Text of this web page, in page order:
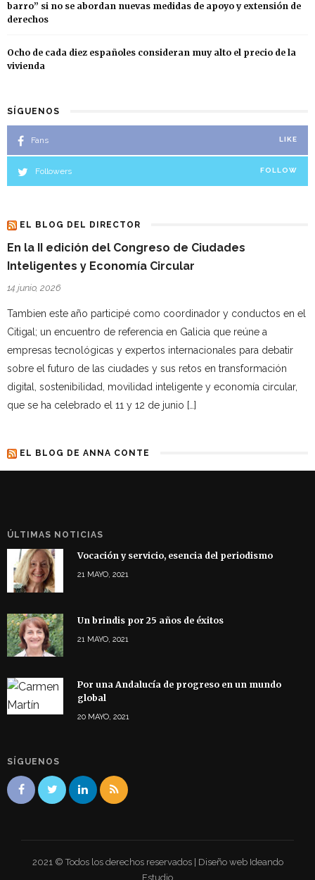
barro” si no se abordan nuevas medidas de apoyo y extensión de
derechos
Ocho de cada diez españoles consideran muy alto el precio de la
vivienda
SÍGUENOS
Fans LIKE
Followers FOLLOW
EL BLOG DEL DIRECTOR
En la II edición del Congreso de Ciudades
Inteligentes y Economía Circular
14 junio, 2026
Tambien este año participé como coordinador y conductos en el
Citigal; un encuentro de referencia en Galicia que reúne a
empresas tecnológicas y expertos internacionales para debatir
sobre el futuro de las ciudades y sus retos en transformación
digital, sostenibilidad, movilidad inteligente y economía circular,
que se ha celebrado el 11 y 12 de junio […]
EL BLOG DE ANNA CONTE
ÚLTIMAS NOTICIAS
Vocación y servicio, esencia del periodismo
21 MAYO, 2021
Un brindis por 25 años de éxitos
21 MAYO, 2021
Por una Andalucía de progreso en un mundo
global
20 MAYO, 2021
SÍGUENOS
2021 © Todos los derechos reservados | Diseño web Ideando
Estudio